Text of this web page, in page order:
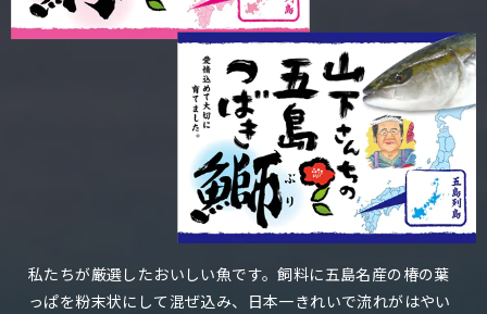
私たちが厳選したおいしい魚です。飼料に五島名産の椿の葉
っぱを粉末状にして混ぜ込み、日本一きれいで流れがはやい